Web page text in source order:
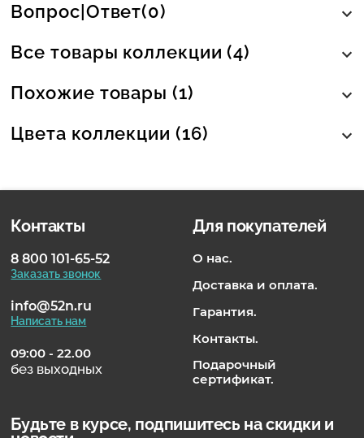
Вопрос|Ответ(0)
Все товары коллекции (4)
Похожие товары (1)
Цвета коллекции (16)
Контакты
8 800 101-65-52
Заказать звонок
info@52n.ru
Написать нам
09:00 - 22.00
без выходных
Для покупателей
О нас.
Доставка и оплата.
Гарантия.
Контакты.
Подарочный
сертификат.
Будьте в курсе, подпишитесь на скидки и